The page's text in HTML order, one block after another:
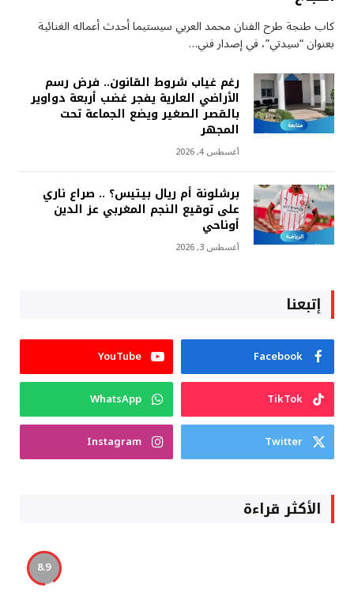
كاب طنجة طرح الفنان محمد العربي سيستيما أحدث أعماله الغنائية
بعنوان “سيدتي”، في إصدار فني…
رغم غياب شروط القانون.. فرض رسم
الأراضي العارية يفجر غضب أربعة دواوير
بالقصر الصغير ويضع الجماعة تحت
المجهر
أغسطس 4, 2026
برشلونة أم ريال بيتيس؟ .. صراع ناري
على توقيع النجم المغربي عز الدين
أوناحي
أغسطس 3, 2026
إتبعنا
Facebook
YouTube
TikTok
WhatsApp
Twitter
Instagram
الأكثر قراءة
8.9